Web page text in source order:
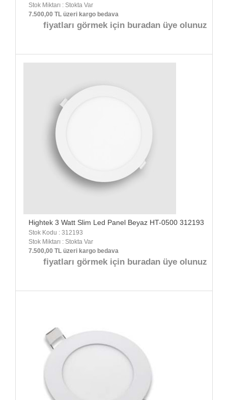
Stok Miktarı : Stokta Var
7.500,00 TL üzeri kargo bedava
fiyatları görmek için buradan üye olunuz
Hightek 3 Watt Slim Led Panel Beyaz HT-0500 312193
Stok Kodu : 312193
Stok Miktarı : Stokta Var
7.500,00 TL üzeri kargo bedava
fiyatları görmek için buradan üye olunuz